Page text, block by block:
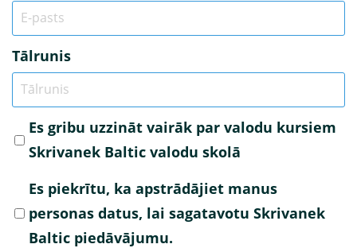
Tālrunis
Es gribu uzzināt vairāk par valodu kursiem
Skrivanek Baltic valodu skolā
Es piekrītu, ka apstrādājiet manus
personas datus, lai sagatavotu Skrivanek
Baltic piedāvājumu.